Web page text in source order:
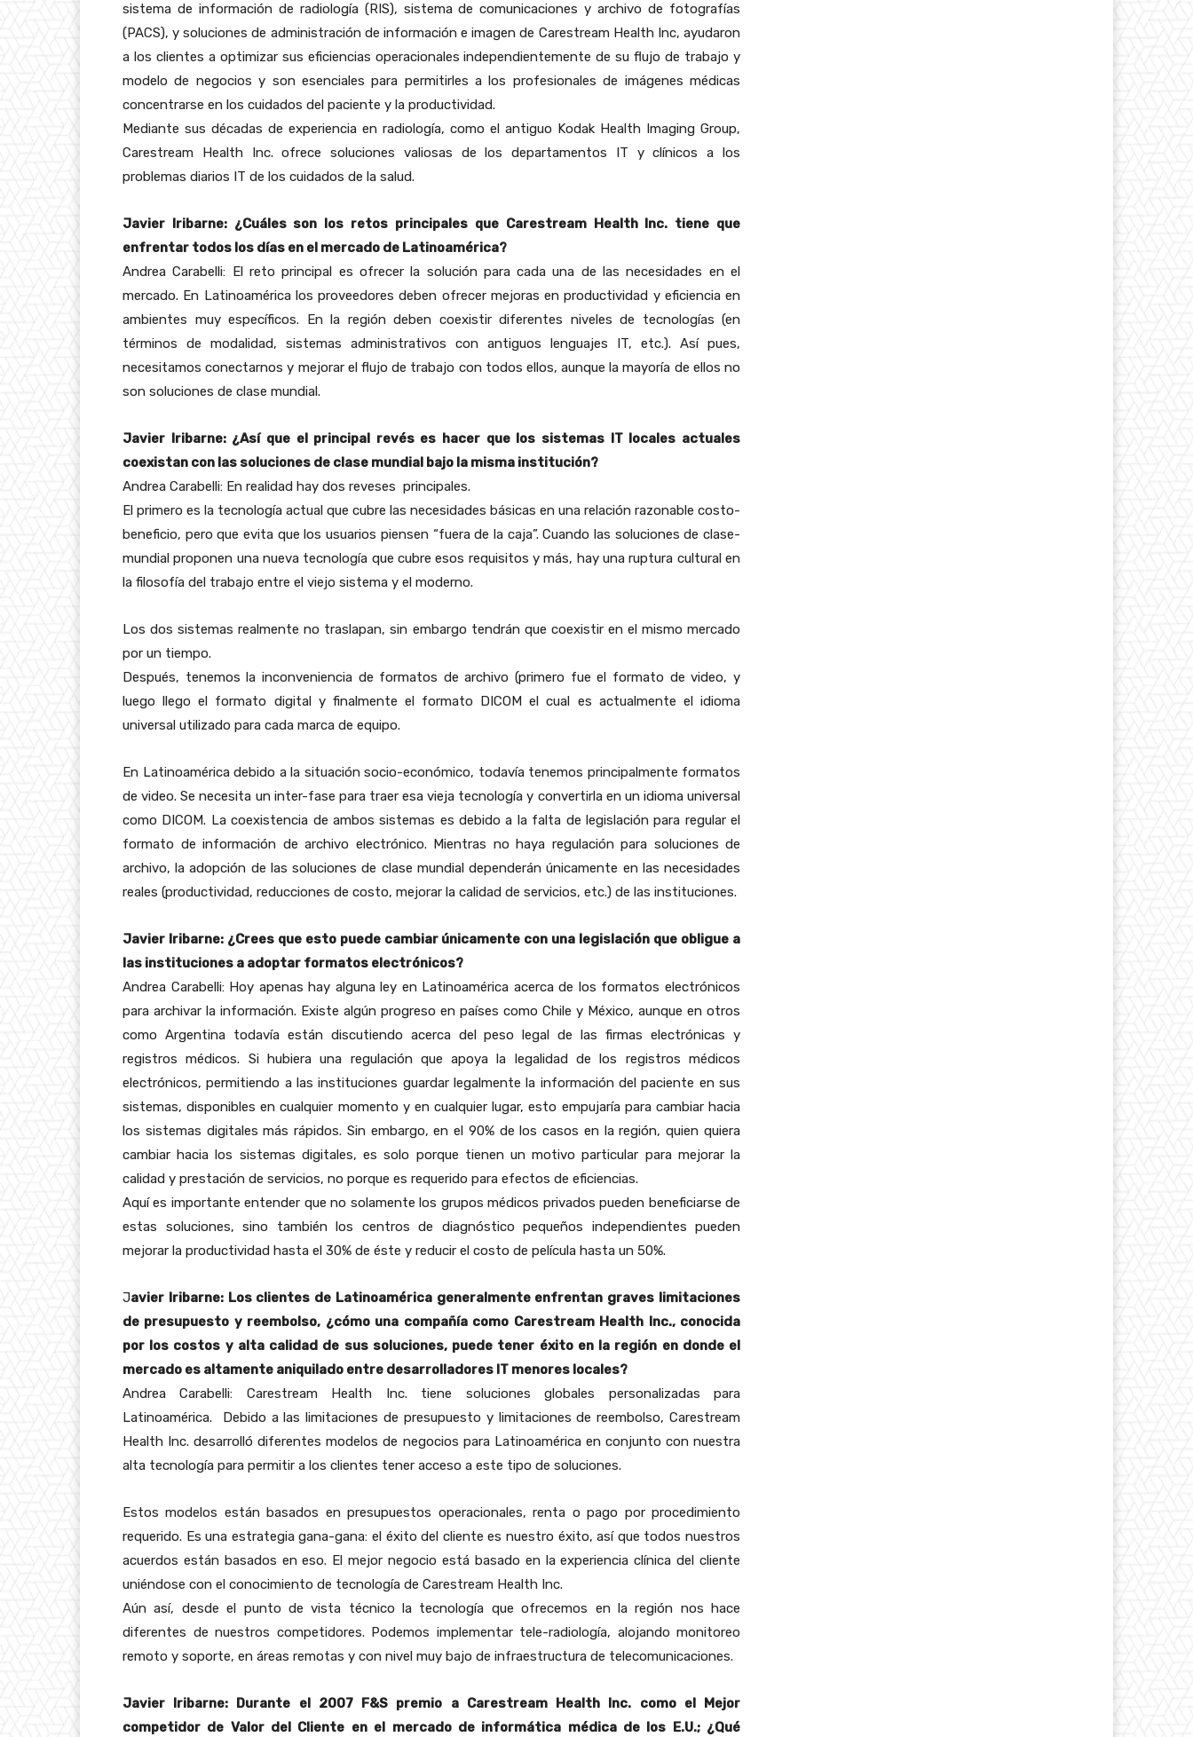
sistema de información de radiología (RIS), sistema de comunicaciones y archivo de fotografías
(PACS), y soluciones de administración de información e imagen de Carestream Health Inc, ayudaron
a los clientes a optimizar sus eficiencias operacionales independientemente de su flujo de trabajo y
modelo de negocios y son esenciales para permitirles a los profesionales de imágenes médicas
concentrarse en los cuidados del paciente y la productividad.
Mediante sus décadas de experiencia en radiología, como el antiguo Kodak Health Imaging Group,
Carestream Health Inc. ofrece soluciones valiosas de los departamentos IT y clínicos a los
problemas diarios IT de los cuidados de la salud.
Javier Iribarne: ¿Cuáles son los retos principales que Carestream Health Inc. tiene que
enfrentar todos los días en el mercado de Latinoamérica?
Andrea Carabelli: El reto principal es ofrecer la solución para cada una de las necesidades en el
mercado. En Latinoamérica los proveedores deben ofrecer mejoras en productividad y eficiencia en
ambientes muy específicos. En la región deben coexistir diferentes niveles de tecnologías (en
términos de modalidad, sistemas administrativos con antiguos lenguajes IT, etc.). Así pues,
necesitamos conectarnos y mejorar el flujo de trabajo con todos ellos, aunque la mayoría de ellos no
son soluciones de clase mundial.
Javier Iribarne: ¿Así que el principal revés es hacer que los sistemas IT locales actuales
coexistan con las soluciones de clase mundial bajo la misma institución?
Andrea Carabelli: En realidad hay dos reveses principales.
El primero es la tecnología actual que cubre las necesidades básicas en una relación razonable costo-
beneficio, pero que evita que los usuarios piensen “fuera de la caja”. Cuando las soluciones de clase-
mundial proponen una nueva tecnología que cubre esos requisitos y más, hay una ruptura cultural en
la filosofía del trabajo entre el viejo sistema y el moderno.
Los dos sistemas realmente no traslapan, sin embargo tendrán que coexistir en el mismo mercado
por un tiempo.
Después, tenemos la inconveniencia de formatos de archivo (primero fue el formato de video, y
luego llego el formato digital y finalmente el formato DICOM el cual es actualmente el idioma
universal utilizado para cada marca de equipo.
En Latinoamérica debido a la situación socio-económico, todavía tenemos principalmente formatos
de video. Se necesita un inter-fase para traer esa vieja tecnología y convertirla en un idioma universal
como DICOM. La coexistencia de ambos sistemas es debido a la falta de legislación para regular el
formato de información de archivo electrónico. Mientras no haya regulación para soluciones de
archivo, la adopción de las soluciones de clase mundial dependerán únicamente en las necesidades
reales (productividad, reducciones de costo, mejorar la calidad de servicios, etc.) de las instituciones.
Javier Iribarne: ¿Crees que esto puede cambiar únicamente con una legislación que obligue a
las instituciones a adoptar formatos electrónicos?
Andrea Carabelli: Hoy apenas hay alguna ley en Latinoamérica acerca de los formatos electrónicos
para archivar la información. Existe algún progreso en países como Chile y México, aunque en otros
como Argentina todavía están discutiendo acerca del peso legal de las firmas electrónicas y
registros médicos. Si hubiera una regulación que apoya la legalidad de los registros médicos
electrónicos, permitiendo a las instituciones guardar legalmente la información del paciente en sus
sistemas, disponibles en cualquier momento y en cualquier lugar, esto empujaría para cambiar hacia
los sistemas digitales más rápidos. Sin embargo, en el 90% de los casos en la región, quien quiera
cambiar hacia los sistemas digitales, es solo porque tienen un motivo particular para mejorar la
calidad y prestación de servicios, no porque es requerido para efectos de eficiencias.
Aquí es importante entender que no solamente los grupos médicos privados pueden beneficiarse de
estas soluciones, sino también los centros de diagnóstico pequeños independientes pueden
mejorar la productividad hasta el 30% de éste y reducir el costo de película hasta un 50%.
Javier Iribarne: Los clientes de Latinoamérica generalmente enfrentan graves limitaciones
de presupuesto y reembolso, ¿cómo una compañía como Carestream Health Inc., conocida
por los costos y alta calidad de sus soluciones, puede tener éxito en la región en donde el
mercado es altamente aniquilado entre desarrolladores IT menores locales?
Andrea Carabelli: Carestream Health Inc. tiene soluciones globales personalizadas para
Latinoamérica. Debido a las limitaciones de presupuesto y limitaciones de reembolso, Carestream
Health Inc. desarrolló diferentes modelos de negocios para Latinoamérica en conjunto con nuestra
alta tecnología para permitir a los clientes tener acceso a este tipo de soluciones.
Estos modelos están basados en presupuestos operacionales, renta o pago por procedimiento
requerido. Es una estrategia gana-gana: el éxito del cliente es nuestro éxito, así que todos nuestros
acuerdos están basados en eso. El mejor negocio está basado en la experiencia clínica del cliente
uniéndose con el conocimiento de tecnología de Carestream Health Inc.
Aún así, desde el punto de vista técnico la tecnología que ofrecemos en la región nos hace
diferentes de nuestros competidores. Podemos implementar tele-radiología, alojando monitoreo
remoto y soporte, en áreas remotas y con nivel muy bajo de infraestructura de telecomunicaciones.
Javier Iribarne: Durante el 2007 F&S premio a Carestream Health Inc. como el Mejor
competidor de Valor del Cliente en el mercado de informática médica de los E.U.; ¿Qué